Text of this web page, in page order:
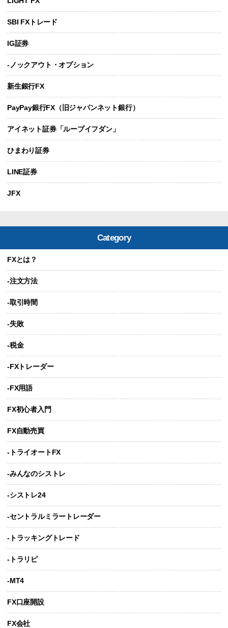
SBI FXトレード
IG証券
-ノックアウト・オプション
新生銀行FX
PayPay銀行FX（旧ジャパンネット銀行）
アイネット証券「ループイフダン」
ひまわり証券
LINE証券
JFX
Category
FXとは？
-注文方法
-取引時間
-失敗
-税金
-FXトレーダー
-FX用語
FX初心者入門
FX自動売買
-トライオートFX
-みんなのシストレ
-シストレ24
-セントラルミラートレーダー
-トラッキングトレード
-トラリピ
-MT4
FX口座開設
FX会社